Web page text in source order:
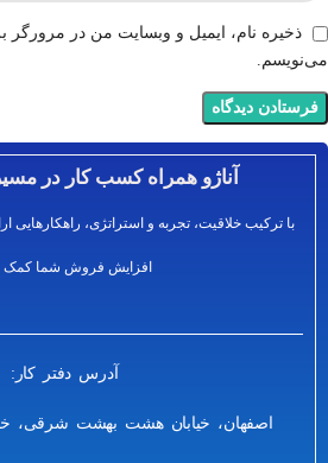
ذخیره نام، ایمیل و وبسایت من در مرورگر
می‌نویسم.
آناژو همراه کسب کار در
با ترکیب خلاقیت، تجربه و استراتژی، راهکارهایی
افزایش فروش شما کمک
آدرس دفتر کار:
اصفهان، خیابان هشت بهشت شرقی،